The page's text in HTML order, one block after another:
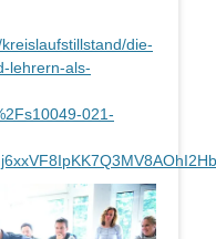
die-
lehrern-als-
021-